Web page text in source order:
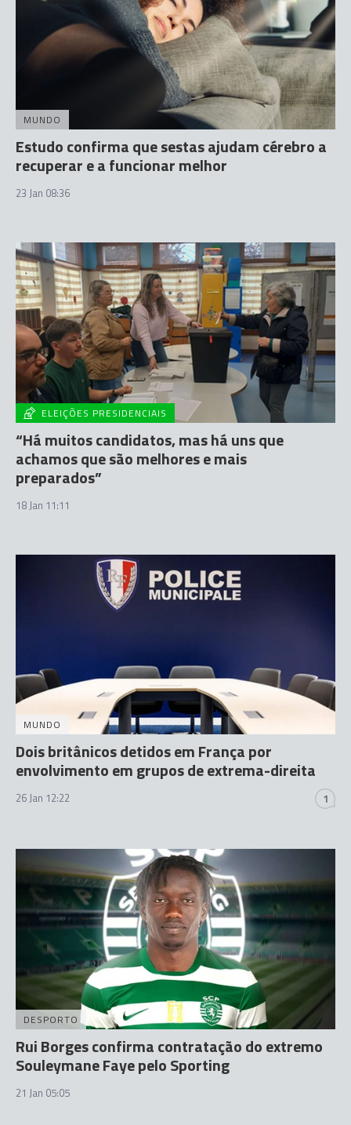
MUNDO
Estudo confirma que sestas ajudam cérebro a
recuperar e a funcionar melhor
23 Jan 08:36
ELEIÇÕES PRESIDENCIAIS
“Há muitos candidatos, mas há uns que
achamos que são melhores e mais
preparados”
18 Jan 11:11
MUNDO
Dois britânicos detidos em França por
envolvimento em grupos de extrema-direita
26 Jan 12:22 1
DESPORTO
Rui Borges confirma contratação do extremo
Souleymane Faye pelo Sporting
21 Jan 05:05